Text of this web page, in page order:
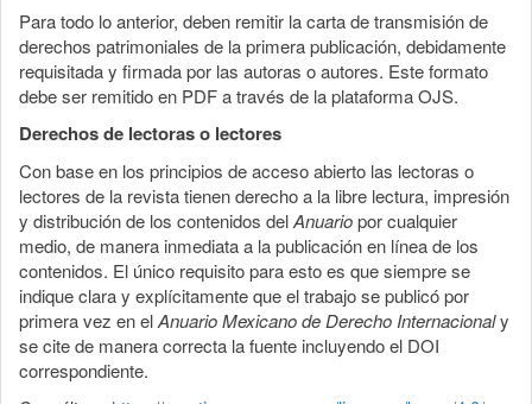
Para todo lo anterior, deben remitir la carta de transmisión de
derechos patrimoniales de la primera publicación, debidamente
requisitada y firmada por las autoras o autores. Este formato
debe ser remitido en PDF a través de la plataforma OJS.
Derechos de lectoras o lectores
Con base en los principios de acceso abierto las lectoras o
lectores de la revista tienen derecho a la libre lectura, impresión
y distribución de los contenidos delAnuariopor cualquier
medio, de manera inmediata a la publicación en línea de los
contenidos. El único requisito para esto es que siempre se
indique clara y explícitamente que el trabajo se publicó por
primera vez en elAnuario Mexicano de Derecho Internacionaly
se cite de manera correcta la fuente incluyendo el DOI
correspondiente.